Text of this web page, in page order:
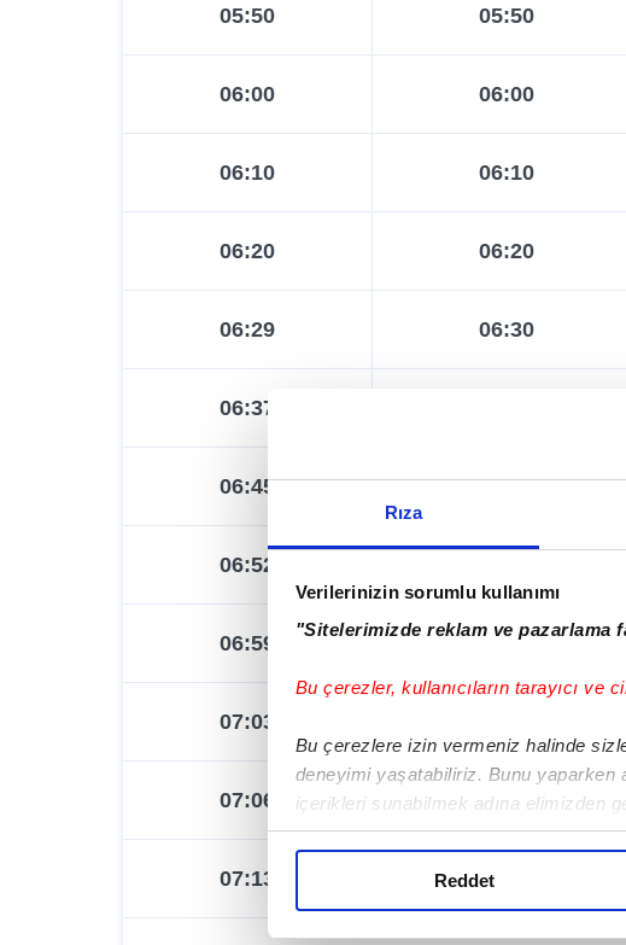
Rıza
Verilerinizin sorumlu kullanımı
"Sitelerimizde reklam ve pazarlama
Bu çerezler, kullanıcıların tarayıcı ve
Bu çerezlere izin vermeniz halinde
deneyimi yaşatabiliriz. Bunu yaparken
içerikleri sunabilmek adına elimizden
noktasında tek gelir kalemimiz
Her halükârda, kullanıcılar, bu
Reddet
05:50 05:50
06:00 06:00
06:10 06:10
06:20 06:20
06:29 06:30
06:37
06:45 06:46
06:52
06:59 07:00
07:03
07:06 07:12
07:13 07:18